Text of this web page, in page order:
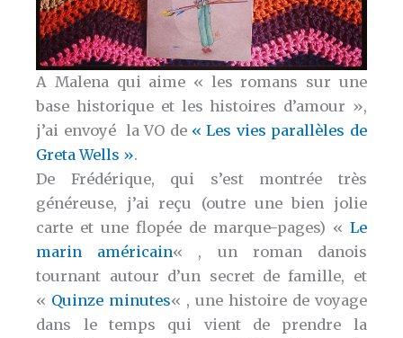
A Malena qui aime « les romans sur une
base historique et les histoires d’amour »,
j’ai envoyé la VO de « Les vies parallèles de
Greta Wells ».
De Frédérique, qui s’est montrée très
généreuse, j’ai reçu (outre une bien jolie
carte et une flopée de marque-pages) « Le
marin américain« , un roman danois
tournant autour d’un secret de famille, et
« Quinze minutes« , une histoire de voyage
dans le temps qui vient de prendre la